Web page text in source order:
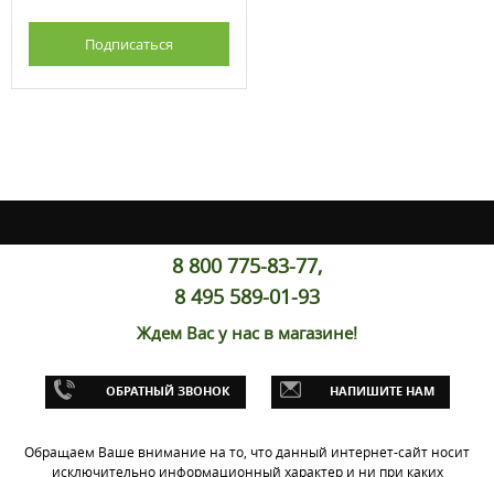
Подписаться
8 800 775-83-77,
8 495 589-01-93
Ждем Вас у нас в магазине!
ОБРАТНЫЙ ЗВОНОК НАПИШИТЕ НАМ
Обращаем Ваше внимание на то, что данный интернет-сайт носит
исключительно информационный характер и ни при каких